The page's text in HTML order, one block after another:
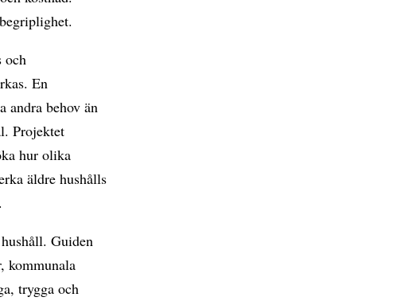
och
En
andra behov än
Projektet
hur olika
äldre hushålls
Guiden
kommunala
trygga och